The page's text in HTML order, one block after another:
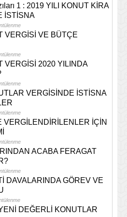
1 : 2019 YILI KONUT KİRA
İSTİSNA
VERGİSİ VE BÜTÇE
VERGİSİ 2020 YILINDA
VERGİSİNDE İSTİSNA
VERGİLENDİRİLENLER İÇİN
ACABA FERAGAT
DAVALARINDA GÖREV VE
DEĞERLİ KONUTLAR